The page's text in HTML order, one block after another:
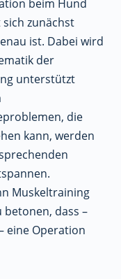
beim Hund
zunächst
ist. Dabei wird
der
unterstützt
die
kann, werden
Muskeltraining
betonen, dass –
eine Operation